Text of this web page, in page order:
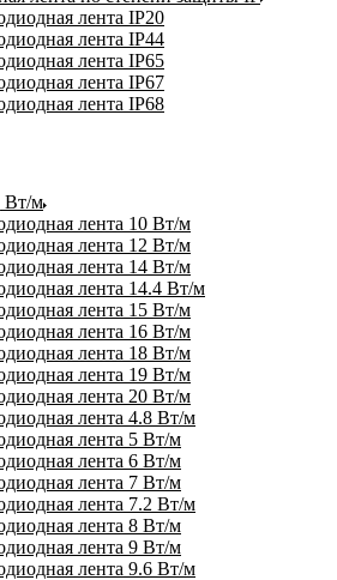
лента IP20
лента IP44
лента IP65
лента IP67
лента IP68
Вт/м
лента 10 Вт/м
лента 12 Вт/м
лента 14 Вт/м
лента 14.4 Вт/м
лента 15 Вт/м
лента 16 Вт/м
лента 18 Вт/м
лента 19 Вт/м
лента 20 Вт/м
лента 4.8 Вт/м
лента 5 Вт/м
лента 6 Вт/м
лента 7 Вт/м
лента 7.2 Вт/м
лента 8 Вт/м
лента 9 Вт/м
лента 9.6 Вт/м